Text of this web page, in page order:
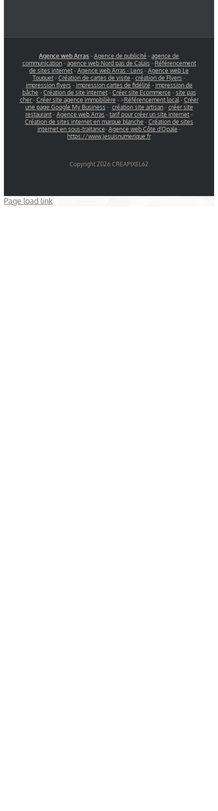
Agence web Arras - Agence de publicité - agence de
communication - agence web Nord pas de Calais - Référencement
de sites internet - Agence web Arras - Lens - Agence web Le
Touquet - Création de cartes de visite - création de Flyers -
impression flyers - impression cartes de fidélité - impression de
bâche - Création de site internet- Créer site Ecommerce - site pas
cher- Créer site agence immobilière - >Référencement local- Créer
une page Google My Business - création site artisan - créer site
restaurant - Agence web Arras - tarif pour créer un site internet -
Création de sites internet en marque blanche - Création de sites
internet en sous-traitance- Agence web Côte d'Opale -
https://www.jesuisnumerique.fr
Copyright 2026 CREAPIXEL62
Page load link